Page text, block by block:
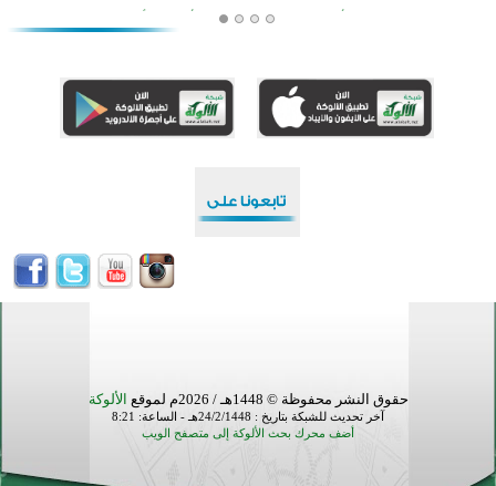
افتتاح تاريخي لأول مسجد في بلييفليا بالجبل الأسود منذ أكثر من قرن
أكبر مشروع إسلامي في ريف أستراليا يفتتح أبوابه بعد سنوات من العمل والعطاء
القرآن والتربية في صدارة البرامج الصيفية للمسلمين في بينزا وساراتوف وموردوفيا هذا العام
تيسليتش تختتم برنامجا تعليميا لتعزيز القيم وبناء الشخصية للشباب المسلمين
اختتام منافسات قرآنية متميزة في بنغلاديش بمشاركة 3000 متسابق
حقوق النشر محفوظة © 1448هـ / 2026م لموقع الألوكة
آخر تحديث للشبكة بتاريخ : 24/2/1448هـ - الساعة: 8:21
أضف محرك بحث الألوكة إلى متصفح الويب